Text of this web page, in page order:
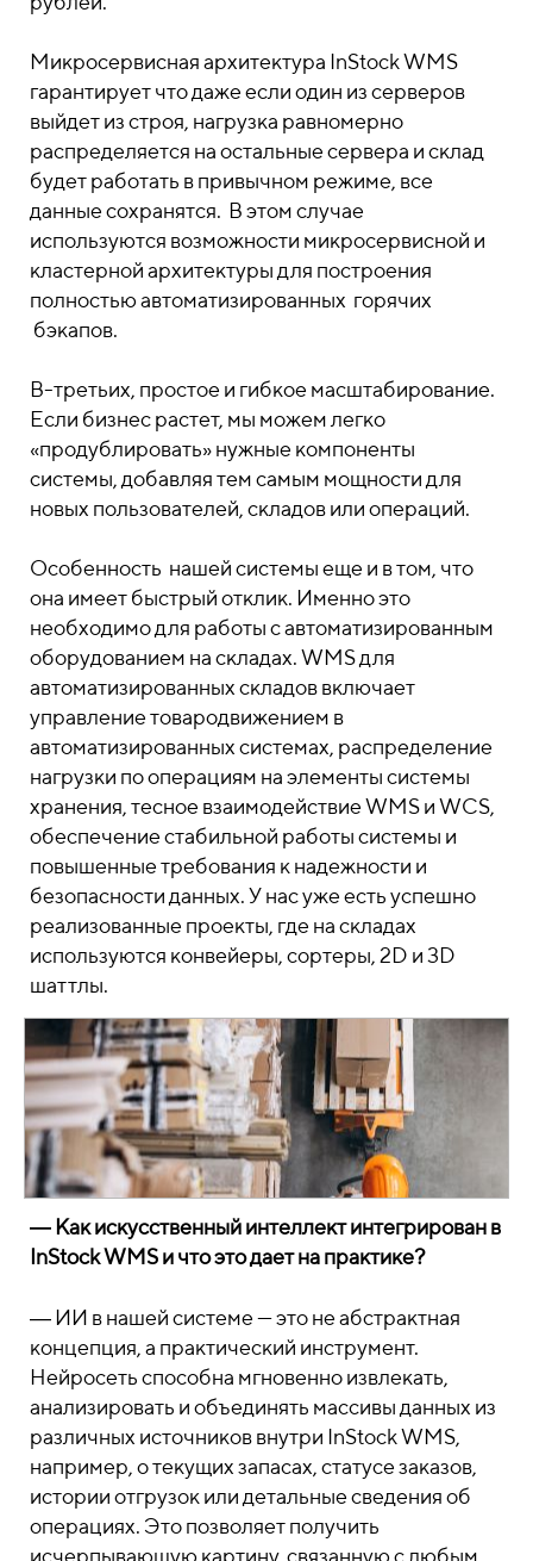
Микросервисная архитектура InStock WMS
гарантирует что даже если один из серверов
выйдет из строя, нагрузка равномерно
распределяется на остальные сервера и склад
будет работать в привычном режиме, все
данные сохранятся. В этом случае
используются возможности микросервисной и
кластерной архитектуры для построения
полностью автоматизированных горячих
бэкапов.
В-третьих, простое и гибкое масштабирование.
Если бизнес растет, мы можем легко
«продублировать» нужные компоненты
системы, добавляя тем самым мощности для
новых пользователей, складов или операций.
Особенность нашей системы еще и в том, что
она имеет быстрый отклик. Именно это
необходимо для работы с автоматизированным
оборудованием на складах. WMS для
автоматизированных складов включает
управление товародвижением в
автоматизированных системах, распределение
нагрузки по операциям на элементы системы
хранения, тесное взаимодействие WMS и WCS,
обеспечение стабильной работы системы и
повышенные требования к надежности и
безопасности данных. У нас уже есть успешно
реализованные проекты, где на складах
используются конвейеры, сортеры, 2D и 3D
шаттлы.
― Как искусственный интеллект интегрирован в
InStock WMS и что это дает на практике?
―ИИ в нашей системе — это не абстрактная
концепция, а практический инструмент.
Нейросеть способна мгновенно извлекать,
анализировать и объединять массивы данных из
различных источников внутри InStock WMS,
например, о текущих запасах, статусе заказов,
истории отгрузок или детальные сведения об
операциях. Это позволяет получить
исчерпывающую картину, связанную с любым